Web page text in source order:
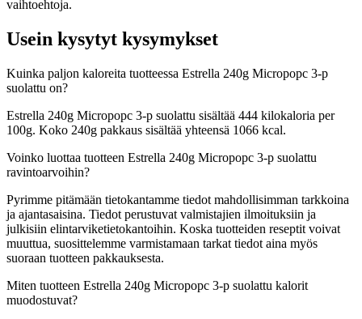
vaihtoehtoja.
Usein kysytyt kysymykset
Kuinka paljon kaloreita tuotteessa Estrella 240g Micropopc 3-p
suolattu on?
Estrella 240g Micropopc 3-p suolattu sisältää 444 kilokaloria per
100g. Koko 240g pakkaus sisältää yhteensä 1066 kcal.
Voinko luottaa tuotteen Estrella 240g Micropopc 3-p suolattu
ravintoarvoihin?
Pyrimme pitämään tietokantamme tiedot mahdollisimman tarkkoina
ja ajantasaisina. Tiedot perustuvat valmistajien ilmoituksiin ja
julkisiin elintarviketietokantoihin. Koska tuotteiden reseptit voivat
muuttua, suosittelemme varmistamaan tarkat tiedot aina myös
suoraan tuotteen pakkauksesta.
Miten tuotteen Estrella 240g Micropopc 3-p suolattu kalorit
muodostuvat?